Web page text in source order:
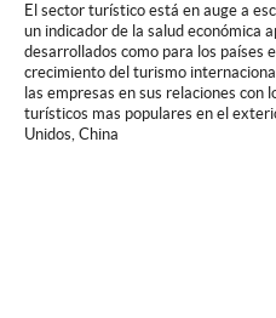
El sector turístico está en auge a
un indicador de la salud económica
desarrollados como para los países
crecimiento del turismo
las empresas en sus relaciones con
turísticos mas populares en el
Unidos, China